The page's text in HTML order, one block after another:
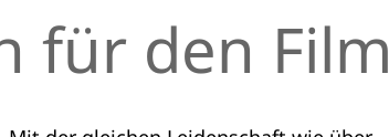
für den Film